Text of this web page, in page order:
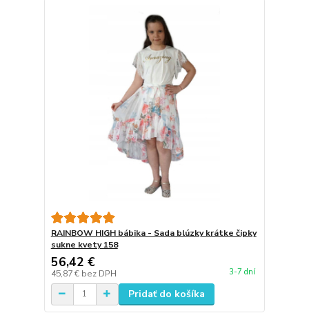
RAINBOW HIGH bábika - Sada blúzky krátke čipky
sukne kvety 158
56,42 €
45,87 € bez DPH 3-7 dní
Pridať do košíka